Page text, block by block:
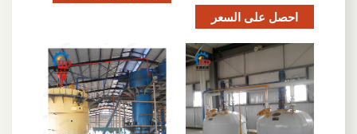
احصل على السعر